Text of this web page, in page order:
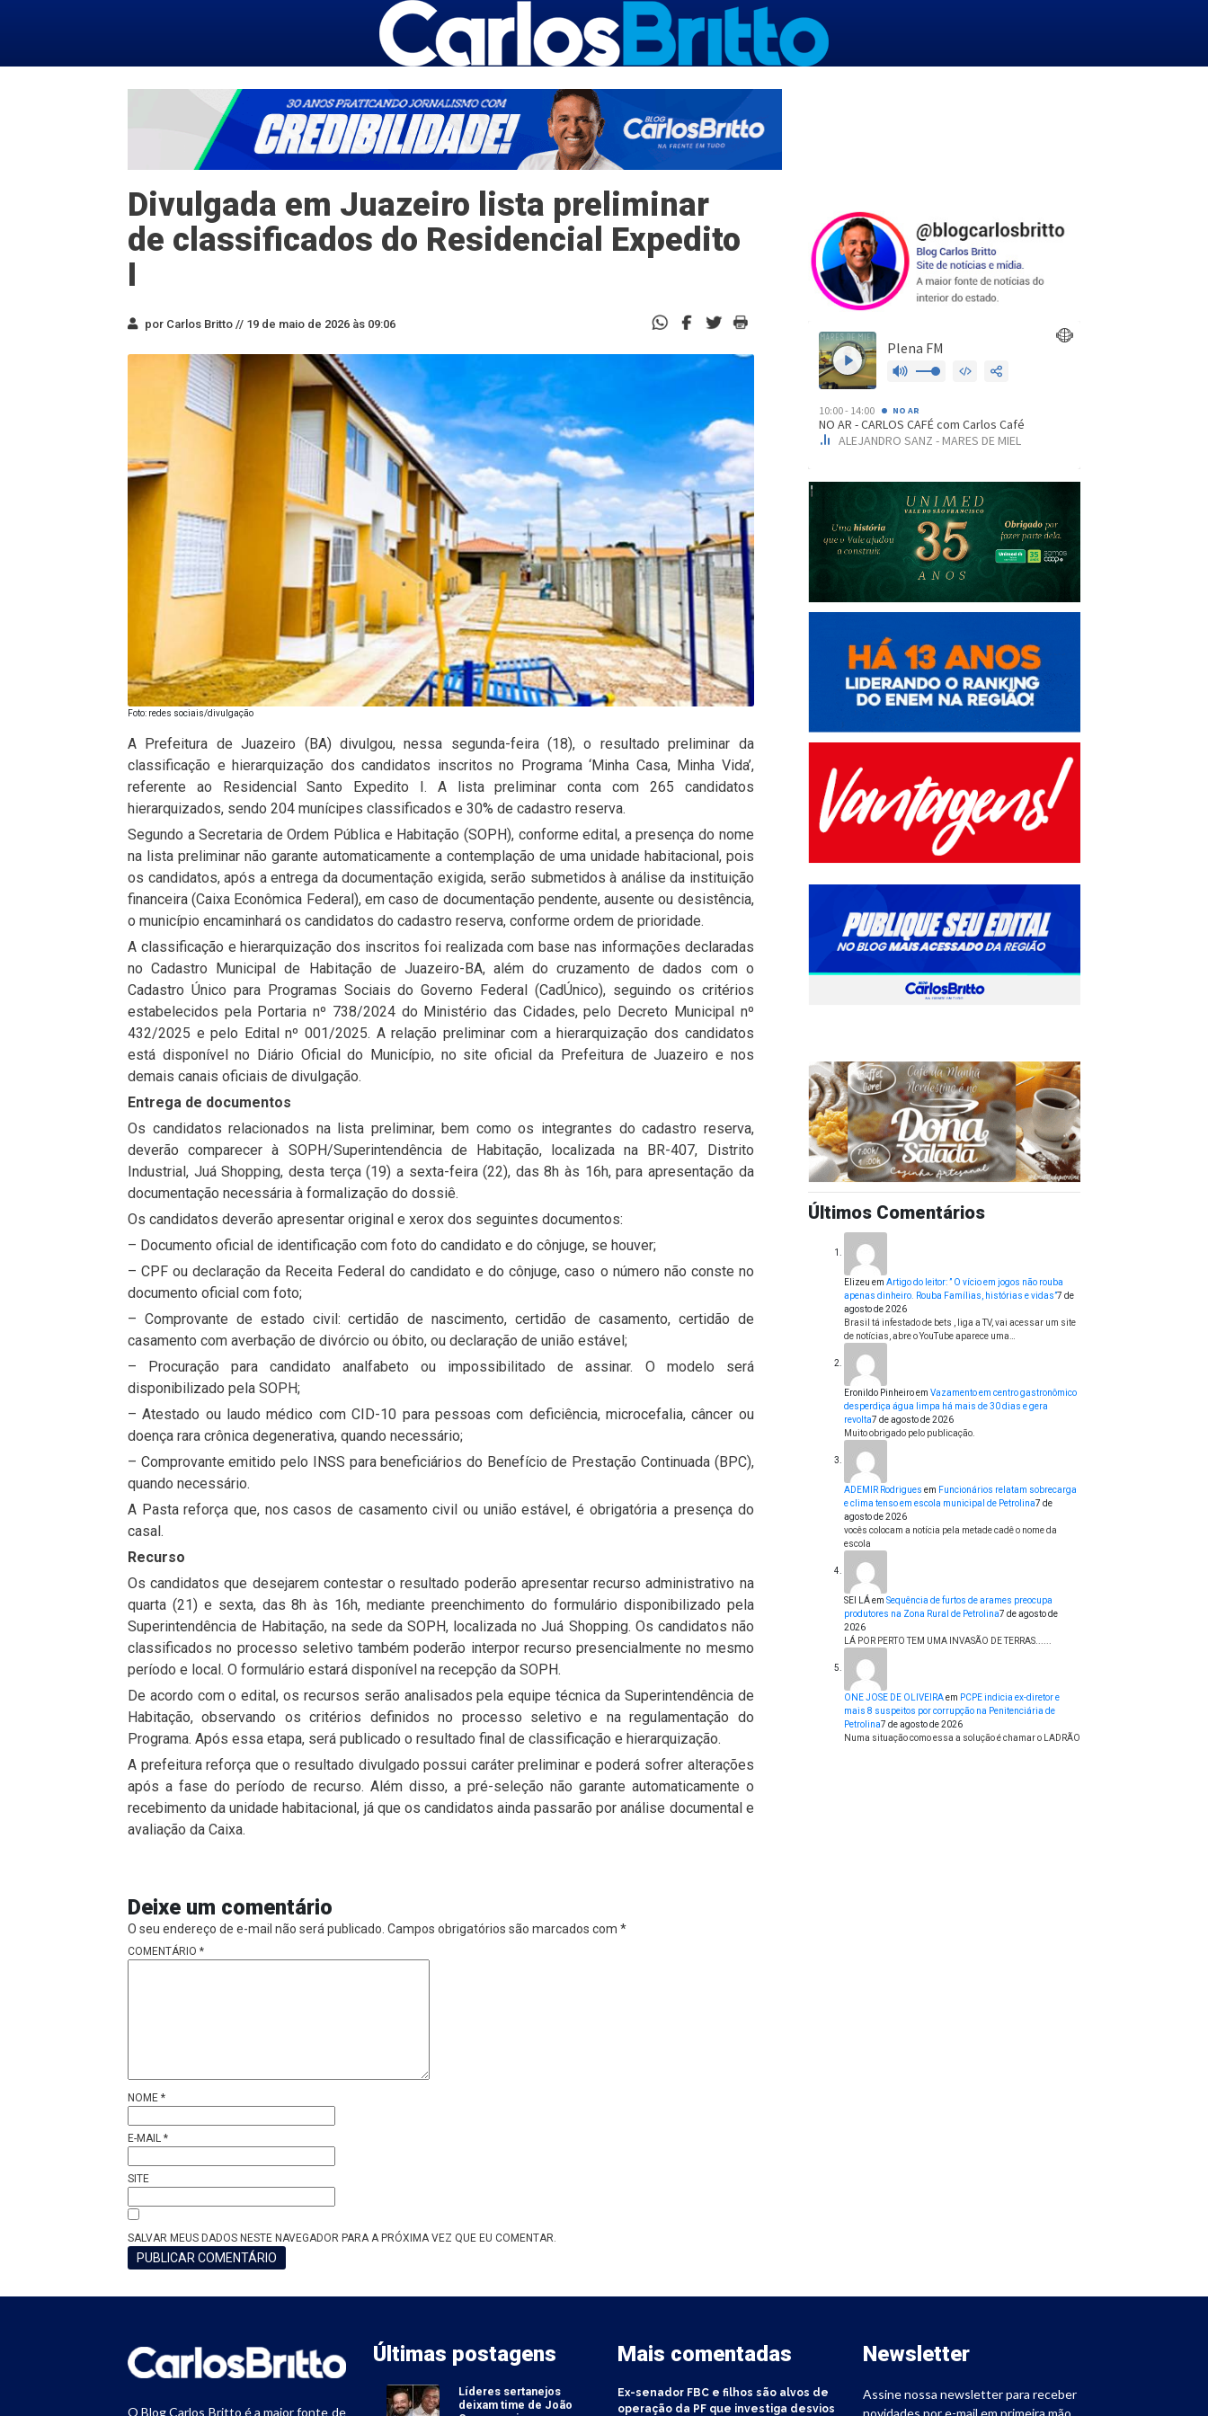
Divulgada em Juazeiro lista preliminar
de classificados do Residencial Expedito
I
por Carlos Britto // 19 de maio de 2026 às 09:06
Foto: redes sociais/divulgação
A Prefeitura de Juazeiro (BA) divulgou, nessa segunda-feira (18), o resultado preliminar da
classificação e hierarquização dos candidatos inscritos no Programa ‘Minha Casa, Minha Vida’,
referente ao Residencial Santo Expedito I. A lista preliminar conta com 265 candidatos
hierarquizados, sendo 204 munícipes classificados e 30% de cadastro reserva.
Segundo a Secretaria de Ordem Pública e Habitação (SOPH), conforme edital, a presença do nome
na lista preliminar não garante automaticamente a contemplação de uma unidade habitacional, pois
os candidatos, após a entrega da documentação exigida, serão submetidos à análise da instituição
financeira (Caixa Econômica Federal), em caso de documentação pendente, ausente ou desistência,
o município encaminhará os candidatos do cadastro reserva, conforme ordem de prioridade.
A classificação e hierarquização dos inscritos foi realizada com base nas informações declaradas
no Cadastro Municipal de Habitação de Juazeiro-BA, além do cruzamento de dados com o
Cadastro Único para Programas Sociais do Governo Federal (CadÚnico), seguindo os critérios
estabelecidos pela Portaria nº 738/2024 do Ministério das Cidades, pelo Decreto Municipal nº
432/2025 e pelo Edital nº 001/2025. A relação preliminar com a hierarquização dos candidatos
está disponível no Diário Oficial do Município, no site oficial da Prefeitura de Juazeiro e nos
demais canais oficiais de divulgação.
Entrega de documentos
Os candidatos relacionados na lista preliminar, bem como os integrantes do cadastro reserva,
deverão comparecer à SOPH/Superintendência de Habitação, localizada na BR-407, Distrito
Industrial, Juá Shopping, desta terça (19) a sexta-feira (22), das 8h às 16h, para apresentação da
documentação necessária à formalização do dossiê.
Os candidatos deverão apresentar original e xerox dos seguintes documentos:
– Documento oficial de identificação com foto do candidato e do cônjuge, se houver;
– CPF ou declaração da Receita Federal do candidato e do cônjuge, caso o número não conste no
documento oficial com foto;
– Comprovante de estado civil: certidão de nascimento, certidão de casamento, certidão de
casamento com averbação de divórcio ou óbito, ou declaração de união estável;
– Procuração para candidato analfabeto ou impossibilitado de assinar. O modelo será
disponibilizado pela SOPH;
– Atestado ou laudo médico com CID-10 para pessoas com deficiência, microcefalia, câncer ou
doença rara crônica degenerativa, quando necessário;
– Comprovante emitido pelo INSS para beneficiários do Benefício de Prestação Continuada (BPC),
quando necessário.
A Pasta reforça que, nos casos de casamento civil ou união estável, é obrigatória a presença do
casal.
Recurso
Os candidatos que desejarem contestar o resultado poderão apresentar recurso administrativo na
quarta (21) e sexta, das 8h às 16h, mediante preenchimento do formulário disponibilizado pela
Superintendência de Habitação, na sede da SOPH, localizada no Juá Shopping. Os candidatos não
classificados no processo seletivo também poderão interpor recurso presencialmente no mesmo
período e local. O formulário estará disponível na recepção da SOPH.
De acordo com o edital, os recursos serão analisados pela equipe técnica da Superintendência de
Habitação, observando os critérios definidos no processo seletivo e na regulamentação do
Programa. Após essa etapa, será publicado o resultado final de classificação e hierarquização.
A prefeitura reforça que o resultado divulgado possui caráter preliminar e poderá sofrer alterações
após a fase do período de recurso. Além disso, a pré-seleção não garante automaticamente o
recebimento da unidade habitacional, já que os candidatos ainda passarão por análise documental e
avaliação da Caixa.
Deixe um comentário
O seu endereço de e-mail não será publicado. Campos obrigatórios são marcados com *
COMENTÁRIO *
NOME *
E-MAIL *
SITE
SALVAR MEUS DADOS NESTE NAVEGADOR PARA A PRÓXIMA VEZ QUE EU COMENTAR.
Últimos Comentários
Elizeu em Artigo do leitor: ” O vício em jogos não rouba
apenas dinheiro. Rouba Famílias, histórias e vidas”7 de
agosto de 2026
Brasil tá infestado de bets , liga a TV, vai acessar um site
de notícias, abre o YouTube aparece uma…
Eronildo Pinheiroem Vazamento em centro gastronômico
desperdiça água limpa há mais de 30 dias e gera
revolta7 de agosto de 2026
Muito obrigado pelo publicação.
ADEMIR Rodrigues em Funcionários relatam sobrecarga
e clima tenso em escola municipal de Petrolina7 de
agosto de 2026
vocês colocam a notícia pela metade cadê o nome da
escola
SEI LÁem Sequência de furtos de arames preocupa
produtores na Zona Rural de Petrolina7 de agosto de
2026
LÁ POR PERTO TEM UMA INVASÃO DE TERRAS......
ONE JOSE DE OLIVEIRAem PCPE indicia ex-diretor e
mais 8 suspeitos por corrupção na Penitenciária de
Petrolina7 de agosto de 2026
Numa situação como essa a solução é chamar o LADRÃO
O Blog Carlos Britto é a maior fonte de
Últimas postagens
Líderes sertanejos
deixam time de João
Mais comentadas
Ex-senador FBC e filhos são alvos de
operação da PF que investiga desvios
Newsletter
Assine nossa newsletter para receber
novidades por e-mail em primeira mão.